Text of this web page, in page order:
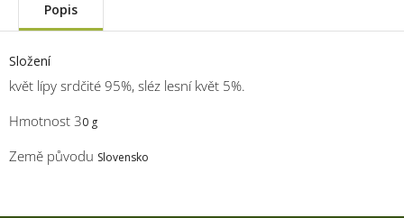
Popis
Složení
květ lípy srdčité 95%, sléz lesní květ 5%.
Hmotnost 30 g
Země původu Slovensko